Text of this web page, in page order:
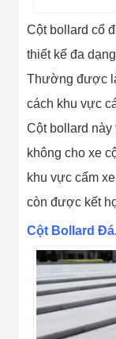
Cột bollard cổ
thiết kế đa
Thường được
cách khu vực
Cột bollard
không cho xe
khu vực cấm
còn được kết
Cột Bollard